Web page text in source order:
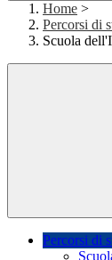
Home >
Percorsi di
Scuola
Percorsi di